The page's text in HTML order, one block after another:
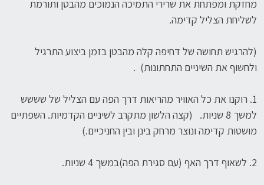
מחזקת ומפתחת את שרירי התמיכה הנמוכים מהבטן ותורמת
לשליחת הצליל קדימה.
(להרגיש תחושה של דחיפה קלה מהבטן בזמן ביצוע התרגיל
ולחשוף את השיניים התחתונות) .
1. רוקנו את כל האוויר מהריאות דרך הפה עם הצליל של שששש
למשך 8 שניות. (קצה הלשון מתקרב לשיניים הקדמיות. השפתיים
מושטות קדימה ונוצר מרחק בינן ובין החניכיים.)
2. לשאוף דרך האף (עם סגירת הפה)במשך 4 שניות.